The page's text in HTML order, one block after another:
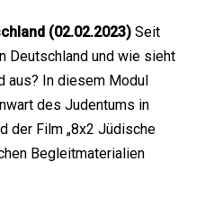
(02.02.2023) Seit
Deutschland und wie sieht
aus? In diesem Modul
des Judentums in
der Film „8x2 Jüdische
Begleitmaterialien